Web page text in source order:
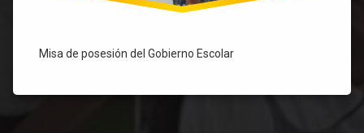
Misa de posesión del Gobierno Escolar